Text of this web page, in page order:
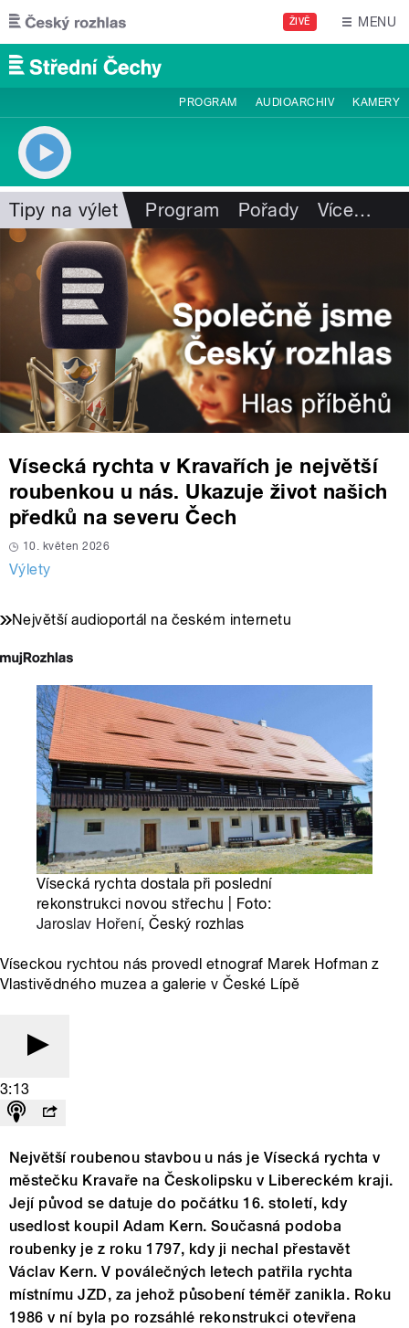
Přejít k hlavnímu obsahu
ŽIVĚ MENU
PROGRAM AUDIOARCHIV KAMERY
Tipy na výlet Program Pořady Více…
Vísecká rychta v Kravařích je největší
roubenkou u nás. Ukazuje život našich
předků na severu Čech
10. květen 2026
Výlety
Největší audioportál na českém internetu
Vísecká rychta dostala při poslední
rekonstrukci novou střechu | Foto:
Jaroslav Hoření, Český rozhlas
Víseckou rychtou nás provedl etnograf Marek Hofman z
Vlastivědného muzea a galerie v České Lípě
3:13
Největší roubenou stavbou u nás je Vísecká rychta v
městečku Kravaře na Českolipsku v Libereckém kraji.
Její původ se datuje do počátku 16. století, kdy
usedlost koupil Adam Kern. Současná podoba
roubenky je z roku 1797, kdy ji nechal přestavět
Václav Kern. V poválečných letech patřila rychta
místnímu JZD, za jehož působení téměř zanikla. Roku
1986 v ní byla po rozsáhlé rekonstrukci otevřena